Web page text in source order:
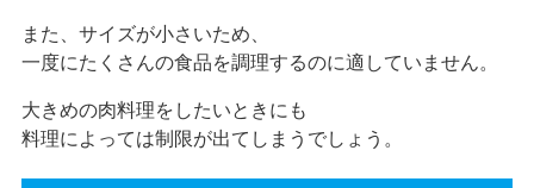
また、サイズが小さいため、
一度にたくさんの食品を調理するのに適していません。
大きめの肉料理をしたいときにも
料理によっては制限が出てしまうでしょう。